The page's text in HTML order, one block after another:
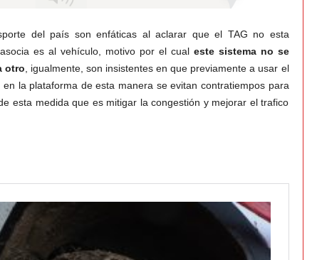
del país son enfáticas al aclarar que el TAG no esta
es al vehículo, motivo por el cual este sistema no se
otro , igualmente, son insistentes en que previamente a usar el
la plataforma de esta manera se evitan contratiempos para
esta medida que es mitigar la congestión y mejorar el trafico